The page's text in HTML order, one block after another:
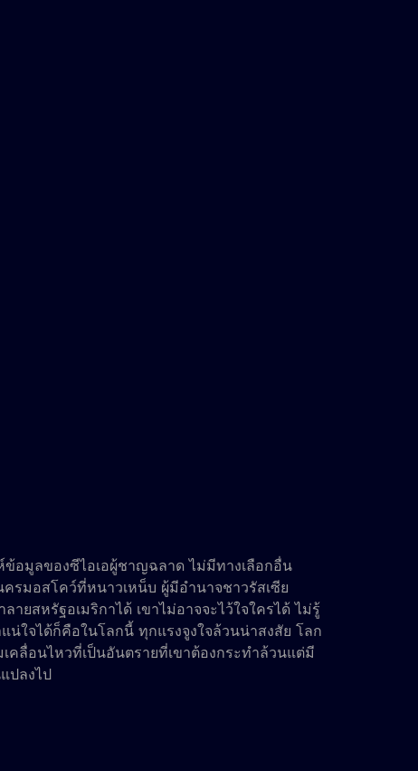
ข้อมูลของซีไอเอผู้ชาญฉลาด ไม่มีทางเลือกอื่น
มอสโคว์ที่หนาวเหน็บ ผู้มีอำนาจชาวรัสเซีย
ายสหรัฐอเมริกาได้ เขาไม่อาจจะไว้ใจใครได้ ไม่รู้
น่ใจได้ก็คือในโลกนี้ ทุกแรงจูงใจล้วนน่าสงสัย โลก
ลื่อนไหวที่เป็นอันตรายที่เขาต้องกระทำล้วนแต่มี
ปลงไป